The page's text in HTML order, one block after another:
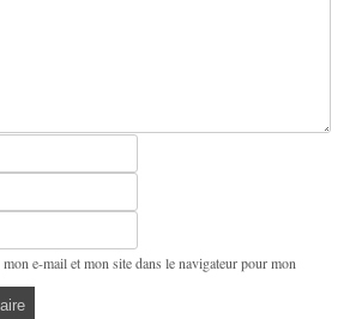
e-mail et mon site dans le navigateur pour mon